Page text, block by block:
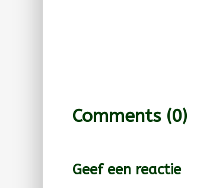
Comments (0)
Geef een reactie